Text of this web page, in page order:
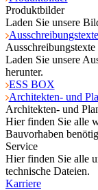
Produktbilder
Laden Sie unsere
Ausschreibungstexte
Ausschreibungstexte
Laden Sie unsere
herunter.
ESS BOX
Architekten- und
Architekten- und
Hier finden Sie alle
Bauvorhaben
Service
Hier finden Sie alle
technische Dateien.
Karriere